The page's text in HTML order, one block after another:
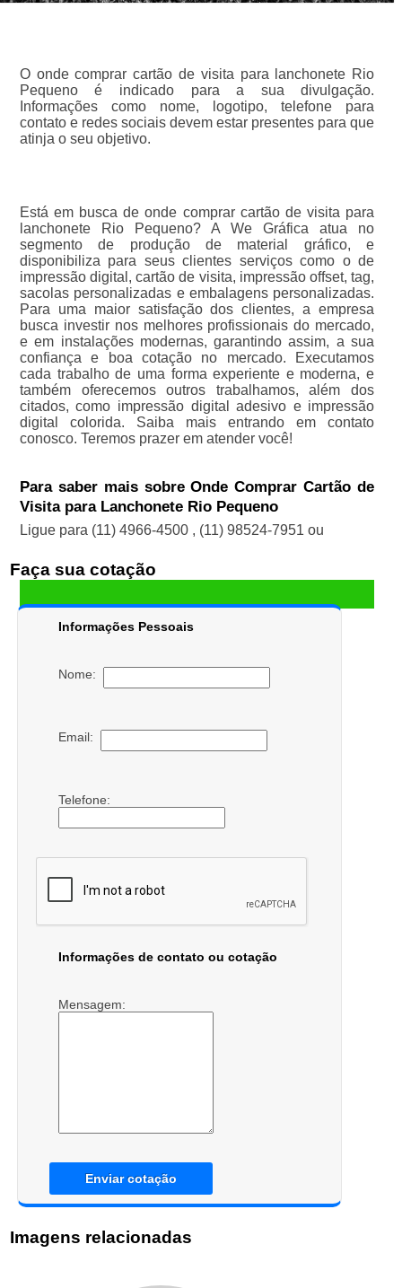
O onde comprar cartão de visita para lanchonete Rio
Pequeno é indicado para a sua divulgação.
Informações como nome, logotipo, telefone para
contato e redes sociais devem estar presentes para que
atinja o seu objetivo.
Está em busca de onde comprar cartão de visita para
lanchonete Rio Pequeno? A We Gráfica atua no
segmento de produção de material gráfico, e
disponibiliza para seus clientes serviços como o de
impressão digital, cartão de visita, impressão offset, tag,
sacolas personalizadas e embalagens personalizadas.
Para uma maior satisfação dos clientes, a empresa
busca investir nos melhores profissionais do mercado,
e em instalações modernas, garantindo assim, a sua
confiança e boa cotação no mercado. Executamos
cada trabalho de uma forma experiente e moderna, e
também oferecemos outros trabalhamos, além dos
citados, como impressão digital adesivo e impressão
digital colorida. Saiba mais entrando em contato
conosco. Teremos prazer em atender você!
Para saber mais sobre Onde Comprar Cartão de
Visita para Lanchonete Rio Pequeno
Ligue para (11) 4966-4500 , (11) 98524-7951 ou
Faça sua cotação
Informações Pessoais
Nome:
Email:
Telefone:
Informações de contato ou cotação
Mensagem:
Enviar cotação
Imagens relacionadas